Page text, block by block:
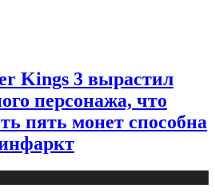
Kings 3 вырастил
персонажа, что
пять монет способна